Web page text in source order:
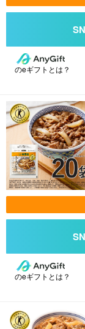
のeギフトとは？
のeギフトとは？